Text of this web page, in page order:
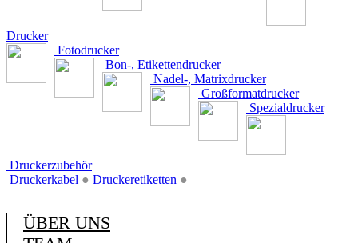
Drucker
Fotodrucker
Bon-, Etikettendrucker
Nadel-, Matrixdrucker
Großformatdrucker
Spezialdrucker
Druckerzubehör
Druckerkabel ● Druckeretiketten ●
ÜBER UNS